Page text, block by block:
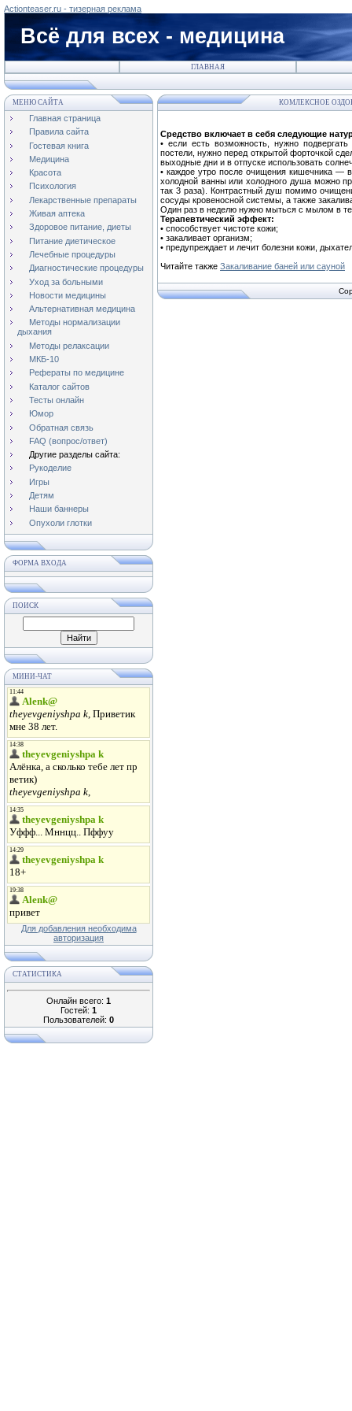
Actionteaser.ru - тизерная реклама
Всё для всех - медицина
ГЛАВНАЯ
МЕНЮ САЙТА
Главная страница
Правила сайта
Гостевая книга
Медицина
Красота
Психология
Лекарственные препараты
Живая аптека
Здоровое питание, диеты
Питание диетическое
Лечебные процедуры
Диагностические процедуры
Уход за больными
Новости медицины
Альтернативная медицина
Методы нормализации
дыхания
Методы релаксации
МКБ-10
Рефераты по медицине
Каталог сайтов
Тесты онлайн
Юмор
Обратная связь
FAQ (вопрос/ответ)
Другие разделы сайта:
Рукоделие
Игры
Детям
Наши баннеры
Опухоли глотки
ФОРМА ВХОДА
ПОИСК
МИНИ-ЧАТ
Для добавления необходима
авторизация
СТАТИСТИКА
Онлайн всего: 1
Гостей: 1
Пользователей: 0
КОМЛЕКСНОЕ
Средство включает в себя следующие
• если есть возможность, нужно
постели, нужно перед открытой форточкой
выходные дни и в отпуске использовать
• каждое утро после очищения кишечника —
холодной ванны или холодного душа можно
так 3 раза). Контрастный душ помимо
сосуды кровеносной системы, а также
Один раз в неделю нужно мыться с мылом в
Терапевтический эффект:
• способствует чистоте кожи;
• закаливает организм;
• предупреждает и лечит болезни кожи,
Читайте также Закаливание баней или сауной